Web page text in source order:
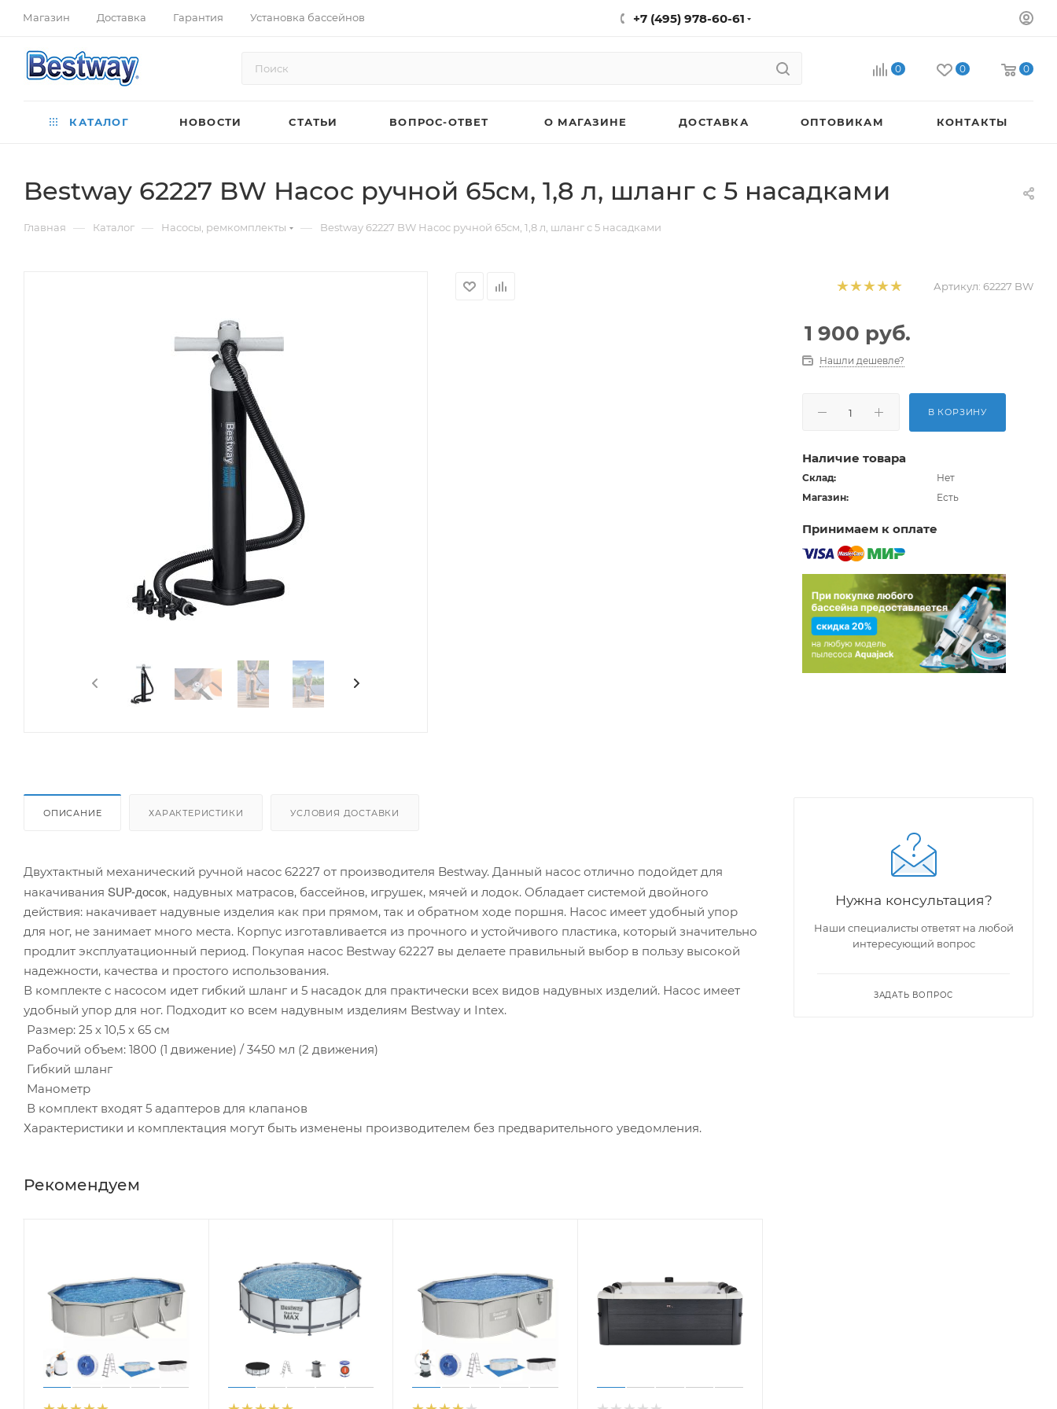
Магазин Доставка Гарантия Установка бассейнов +7 (495) 978-60-61
0 0 0
КАТАЛОГ НОВОСТИ СТАТЬИ ВОПРОС-ОТВЕТ О МАГАЗИНЕ ДОСТАВКА ОПТОВИКАМ КОНТАКТЫ
Bestway 62227 BW Насос ручной 65см, 1,8 л, шланг с 5 насадками
Главная — Каталог — Насосы, ремкомплекты — Bestway 62227 BW Насос ручной 65см, 1,8 л, шланг с 5 насадками
Артикул: 62227 BW
1 900 руб.
Нашли дешевле?
В КОРЗИНУ
Наличие товара
Склад:
Нет
Магазин:
Есть
Принимаем к оплате
ОПИСАНИЕ ХАРАКТЕРИСТИКИ УСЛОВИЯ ДОСТАВКИ
Двухтактный механический ручной насос 62227 от производителя Bestway. Данный насос отлично подойдет для
накачивания SUP-досок, надувных матрасов, бассейнов, игрушек, мячей и лодок. Обладает системой двойного
действия: накачивает надувные изделия как при прямом, так и обратном ходе поршня. Насос имеет удобный упор
для ног, не занимает много места. Корпус изготавливается из прочного и устойчивого пластика, который значительно
продлит эксплуатационный период. Покупая насос Bestway 62227 вы делаете правильный выбор в пользу высокой
надежности, качества и простого использования.
В комплекте с насосом идет гибкий шланг и 5 насадок для практически всех видов надувных изделий. Насос имеет
удобный упор для ног. Подходит ко всем надувным изделиям Bestway и Intex.
Размер: 25 x 10,5 x 65 см
Рабочий объем: 1800 (1 движение) / 3450 мл (2 движения)
Гибкий шланг
Манометр
В комплект входят 5 адаптеров для клапанов
Характеристики и комплектация могут быть изменены производителем без предварительного уведомления.
Рекомендуем
Нужна консультация?
Наши специалисты ответят на любой
интересующий вопрос
ЗАДАТЬ ВОПРОС